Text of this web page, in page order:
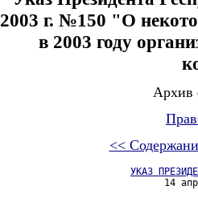
2003 г. №150 "О
в 2003 году
Архив
<<
УКАЗ
14